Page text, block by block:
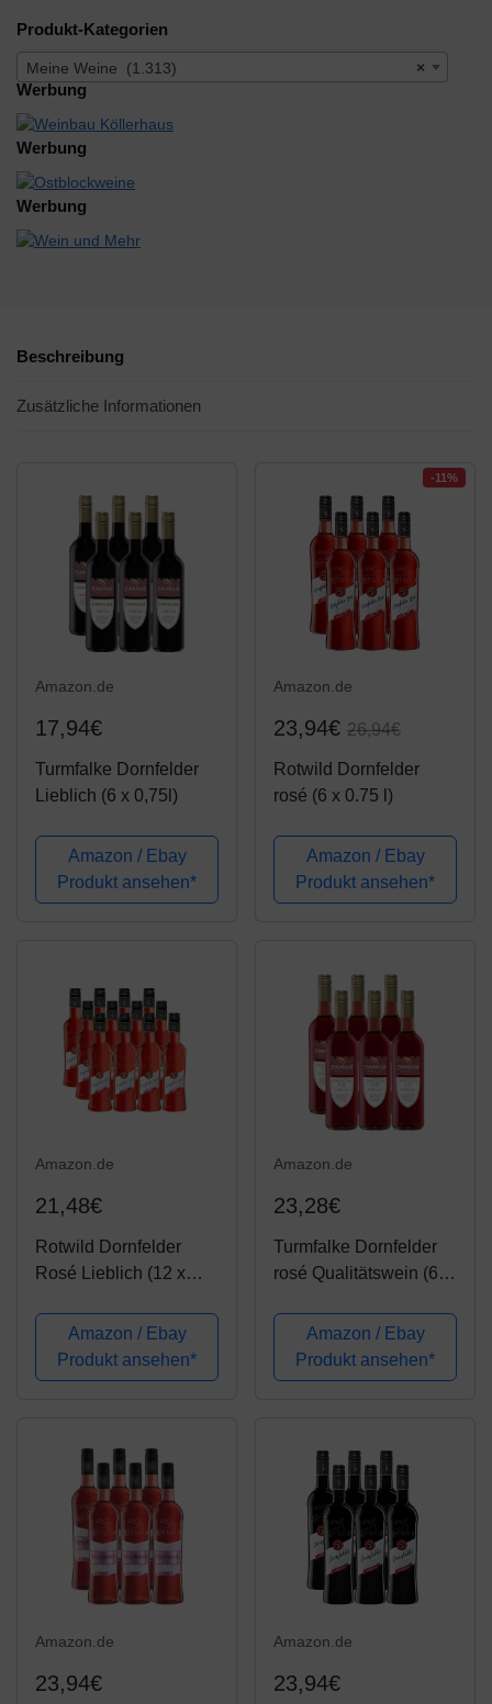
Produkt-Kategorien
×
Meine Weine (1.313)
Werbung
Werbung
Werbung
Beschreibung
Zusätzliche Informationen
Amazon.de
17,94€
Turmfalke Dornfelder
Lieblich (6 x 0,75l)
Amazon / Ebay
Produkt ansehen*
-11%
Amazon.de
23,94€ 26,94€
Rotwild Dornfelder
rosé (6 x 0.75 l)
Amazon / Ebay
Produkt ansehen*
Amazon.de
21,48€
Rotwild Dornfelder
Rosé Lieblich (12 x
Amazon / Ebay
Produkt ansehen*
Amazon.de
23,28€
Turmfalke Dornfelder
rosé Qualitätswein (6 x
Amazon / Ebay
Produkt ansehen*
Amazon.de
23,94€
Amazon.de
23,94€